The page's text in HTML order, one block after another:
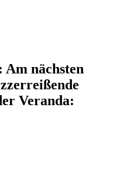
nächsten
Veranda: